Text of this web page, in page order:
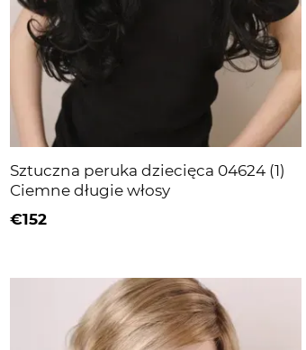
Sztuczna peruka dziecięca 04624 (1)
Ciemne długie włosy
€152